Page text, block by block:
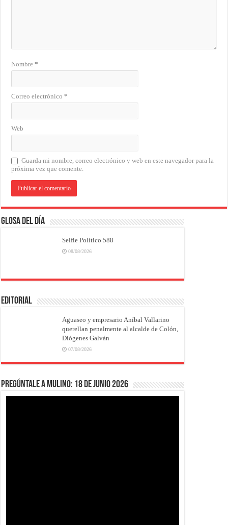
Nombre*
Correo electrónico*
Web
Guarda mi nombre, correo electrónico y web en este navegador para la
próxima vez que comente.
Glosa del Día
Selfie Político 588
08/08/2026
EDITORIAL
Aguaseo y empresario Aníbal Vallarino
querellan penalmente al alcalde de Colón,
Diógenes Galván
07/08/2026
Pregúntale a Mulino: 18 de junio 2026